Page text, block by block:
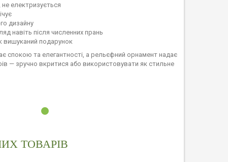
не електризується
дизайну
навіть після численних прань
вишуканий подарунок
спокою та елегантності, а рельєфний орнамент надає
— зручно вкритися або використовувати як стильне
ТОВАРІВ